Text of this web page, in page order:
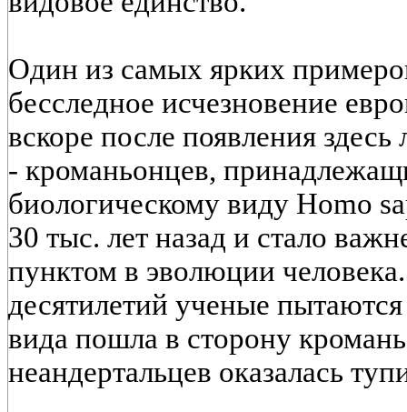
Один из самых ярких
бесследное исчезновение
вскоре после появления
- кроманьонцев,
биологическому виду Homo
30 тыс. лет назад и стало
пунктом в эволюции
десятилетий ученые
вида пошла в сторону
неандертальцев оказалась